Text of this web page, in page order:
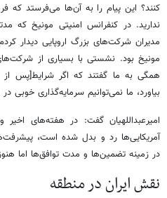
کنند؟ این پیام را به آن‌ها می‌فرستد که
ندارید. در کنفرانس امنیتی‌ مونیخ که
مدیران شرکت‌های بزرگ اروپایی دیدار
مونیخ بود. نشستی با بسیاری از
همگی به ما گفتند که اگر شرایط[پس از
بیاورد، ما نمی‌توانیم سرمایه‌گذاری خوبی
امیرعبداللهیان گفت: در هفته‌های
آمریکایی‌ها رد و بدل شده است،
در زمینه تضمین‌ها و مدت توافق‌ها اما
نقش ایران در منطقه